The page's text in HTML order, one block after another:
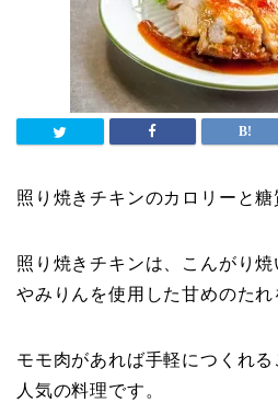
照り焼きチキンのカロリーと糖
照り焼きチキンは、こんがり
やみりんを使用した甘めのたれ
モモ肉があれば手軽につくれ
人気の料理です。